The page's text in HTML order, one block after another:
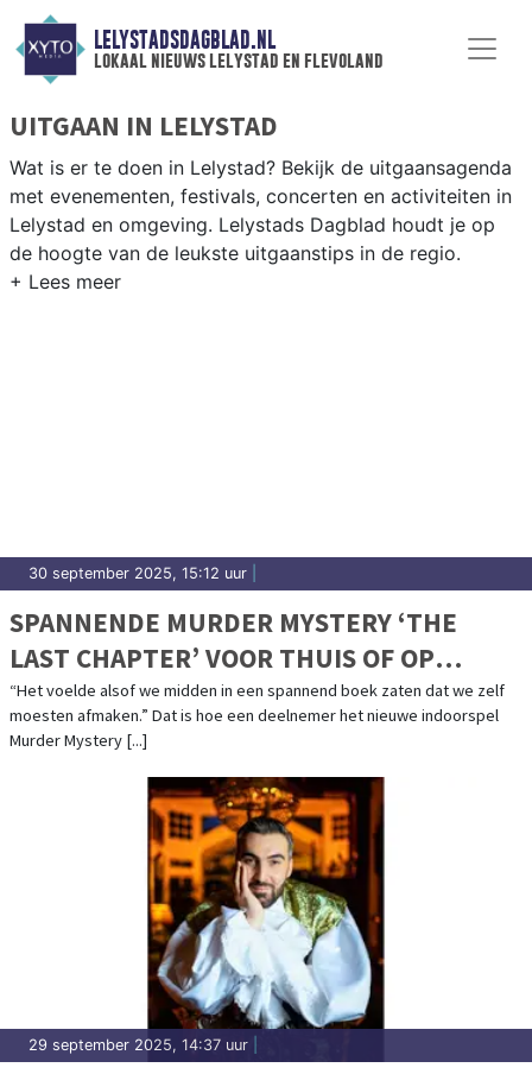
LELYSTADSDAGBLAD.NL
lokaal nieuws lelystad en flevoland
UITGAAN IN LELYSTAD
Wat is er te doen in Lelystad? Bekijk de uitgaansagenda
met evenementen, festivals, concerten en activiteiten in
Lelystad en omgeving. Lelystads Dagblad houdt je op
de hoogte van de leukste uitgaanstips in de regio.
30 september 2025, 15:12 uur
SPANNENDE MURDER MYSTERY ‘THE
LAST CHAPTER’ VOOR THUIS OF OP
LOCATIE
“Het voelde alsof we midden in een spannend boek zaten dat we zelf
moesten afmaken.” Dat is hoe een deelnemer het nieuwe indoorspel
Murder Mystery [...]
29 september 2025, 14:37 uur